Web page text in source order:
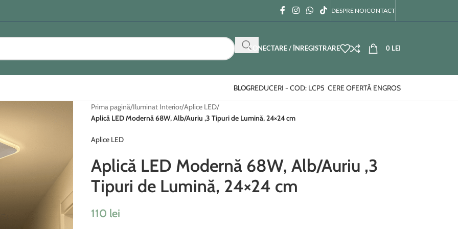
DESPRE NOICONTACT
CONECTARE / ÎNREGISTRARE 0 LEI
BLOGREDUCERI - COD: LCP5 CERE OFERTĂ ENGROS
Prima pagină/Iluminat Interior/Aplice LED/
Aplică LED Modernă 68W, Alb/Auriu ,3 Tipuri de Lumină, 24×24 cm
Aplice LED
Aplică LED Modernă 68W, Alb/Auriu ,3
Tipuri de Lumină, 24×24 cm
110 lei